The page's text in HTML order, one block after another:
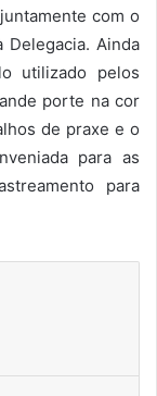
com o
Ainda
utilizado pelos
porte na cor
de praxe e o
para as
para